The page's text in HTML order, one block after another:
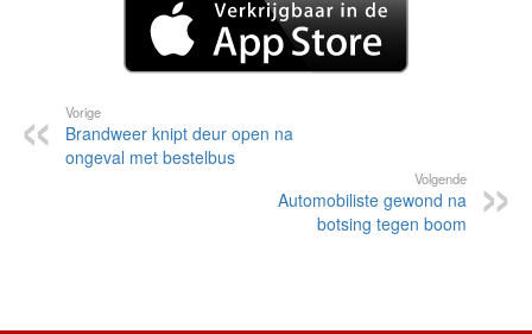
Vorige
Brandweer knipt deur open na
ongeval met bestelbus
Volgende
Automobiliste gewond na
botsing tegen boom